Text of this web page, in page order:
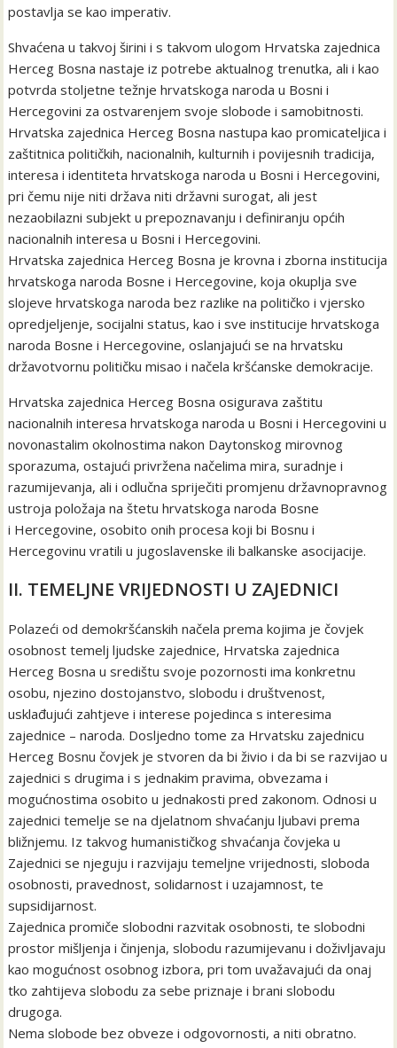
postavlja se kao imperativ.
Shvaćena u takvoj širini i s takvom ulogom Hrvatska zajednica
Herceg Bosna nastaje iz potrebe aktualnog trenutka, ali i kao
potvrda stoljetne težnje hrvatskoga naroda u Bosni i
Hercegovini za ostvarenjem svoje slobode i samobitnosti.
Hrvatska zajednica Herceg Bosna nastupa kao promicateljica i
zaštitnica političkih, nacionalnih, kulturnih i povijesnih tradicija,
interesa i identiteta hrvatskoga naroda u Bosni i Hercegovini,
pri čemu nije niti država niti državni surogat, ali jest
nezaobilazni subjekt u prepoznavanju i definiranju općih
nacionalnih interesa u Bosni i Hercegovini.
Hrvatska zajednica Herceg Bosna je krovna i zborna institucija
hrvatskoga naroda Bosne i Hercegovine, koja okuplja sve
slojeve hrvatskoga naroda bez razlike na političko i vjersko
opredjeljenje, socijalni status, kao i sve institucije hrvatskoga
naroda Bosne i Hercegovine, oslanjajući se na hrvatsku
državotvornu političku misao i načela kršćanske demokracije.
Hrvatska zajednica Herceg Bosna osigurava zaštitu
nacionalnih interesa hrvatskoga naroda u Bosni i Hercegovini u
novonastalim okolnostima nakon Daytonskog mirovnog
sporazuma, ostajući privržena načelima mira, suradnje i
razumijevanja, ali i odlučna spriječiti promjenu državnopravnog
ustroja položaja na štetu hrvatskoga naroda Bosne
i Hercegovine, osobito onih procesa koji bi Bosnu i
Hercegovinu vratili u jugoslavenske ili balkanske asocijacije.
II. TEMELJNE VRIJEDNOSTI U ZAJEDNICI
Polazeći od demokršćanskih načela prema kojima je čovjek
osobnost temelj ljudske zajednice, Hrvatska zajednica
Herceg Bosna u središtu svoje pozornosti ima konkretnu
osobu, njezino dostojanstvo, slobodu i društvenost,
usklađujući zahtjeve i interese pojedinca s interesima
zajednice – naroda. Dosljedno tome za Hrvatsku zajednicu
Herceg Bosnu čovjek je stvoren da bi živio i da bi se razvijao u
zajednici s drugima i s jednakim pravima, obvezama i
mogućnostima osobito u jednakosti pred zakonom. Odnosi u
zajednici temelje se na djelatnom shvaćanju ljubavi prema
bližnjemu. Iz takvog humanističkog shvaćanja čovjeka u
Zajednici se njeguju i razvijaju temeljne vrijednosti, sloboda
osobnosti, pravednost, solidarnost i uzajamnost, te
supsidijarnost.
Zajednica promiče slobodni razvitak osobnosti, te slobodni
prostor mišljenja i činjenja, slobodu razumijevanu i doživljavaju
kao mogućnost osobnog izbora, pri tom uvažavajući da onaj
tko zahtijeva slobodu za sebe priznaje i brani slobodu
drugoga.
Nema slobode bez obveze i odgovornosti, a niti obratno.